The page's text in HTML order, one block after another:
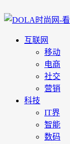
互联网
移动
电商
社交
营销
科技
IT界
智能
数码